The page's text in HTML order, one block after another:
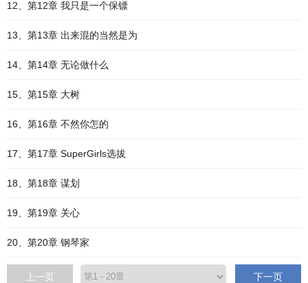
12、第12章 我只是一个保镖
13、第13章 出来混的当然是为
14、第14章 无论做什么
15、第15章 大树
16、第16章 不然你怎的
17、第17章 SuperGirls选拔
18、第18章 谋划
19、第19章 关心
20、第20章 钢琴家
上一页 下一页